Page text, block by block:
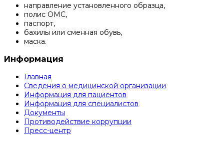
направление установленного образца,
полис ОМС,
паспорт,
бахилы или сменная обувь,
маска.
Информация
Главная
Сведения о медицинской организации
Информация для пациентов
Информация для специалистов
Документы
Противодействие коррупции
Пресс-центр